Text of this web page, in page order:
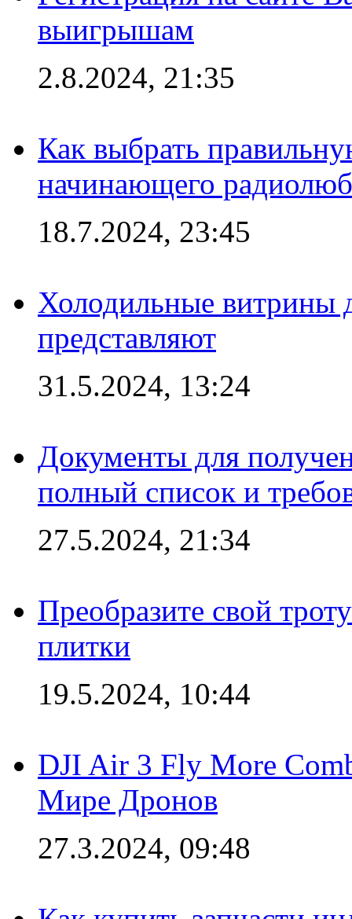
выигрышам
2.8.2024, 21:35
Как выбрать
начинающего
18.7.2024, 23:45
Холодильные витрины
представляют
31.5.2024, 13:24
Документы для
полный список и
27.5.2024, 21:34
Преобразите свой
плитки
19.5.2024, 10:44
DJI Air 3 Fly More
Мире Дронов
27.3.2024, 09:48